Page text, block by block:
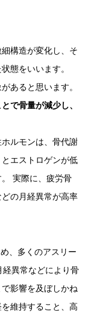
構造が変化し、そ
態をいいます。
あると思います。
で骨量が減少し、
ルモンは、骨代謝
エストロゲンが低
実際に、疲労骨
の月経異常が高率
、多くのアスリー
経異常などにより骨
影響を及ぼしかね
維持すること、高